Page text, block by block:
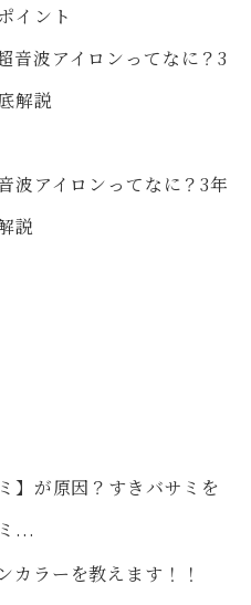
イント
波アイロンってなに？3年
説
】が原因？すきバサミを
...